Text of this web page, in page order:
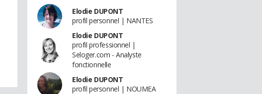
Elodie DUPONT
profil personnel | NANTES
Elodie DUPONT
profil professionnel |
Seloger.com - Analyste
fonctionnelle
Elodie DUPONT
profil personnel | NOUMEA